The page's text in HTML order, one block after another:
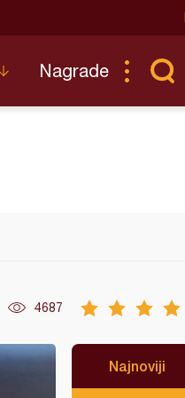
Nagrade
4687
Najnoviji